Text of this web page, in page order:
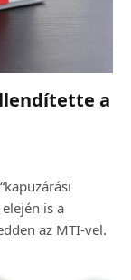
a
is a
az MTI-vel.